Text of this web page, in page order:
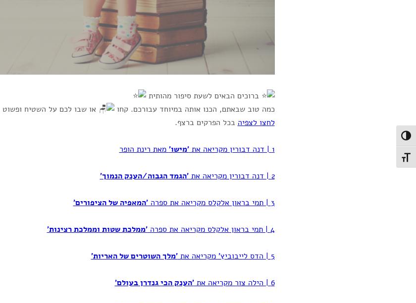
Toggle High Contrast
Toggle Font size
ברוכים הבאים לשעת סיפור מהותית
כמה טוב שבאתם, הכנו אותה במיוחד עבורכם. קחו
או שבו לכם על השטיח ופשוט
לחצו לצפיה בכל הפרקים ברצף.
1 | דנה דבורין מקריאה את 'מישו' מאת רינת הופר
2 | דנה דבורין מקריאה את 'הגמד הגבוה/הענק הנמוך'
3 | תמי בראון אלקלס מקריאה את ספרה 'המאפיה של הציפורים'
4 | תמי בראון אלקלס מקריאה את ספרה 'ממלכת שטות וממלכת רצינות'
5 | הדס לייבוביץ' מקריאה את 'מלך השוטרים של האריות'
6 | הילה צור מקריאה את 'הענק הכי גנדרן בעולם'